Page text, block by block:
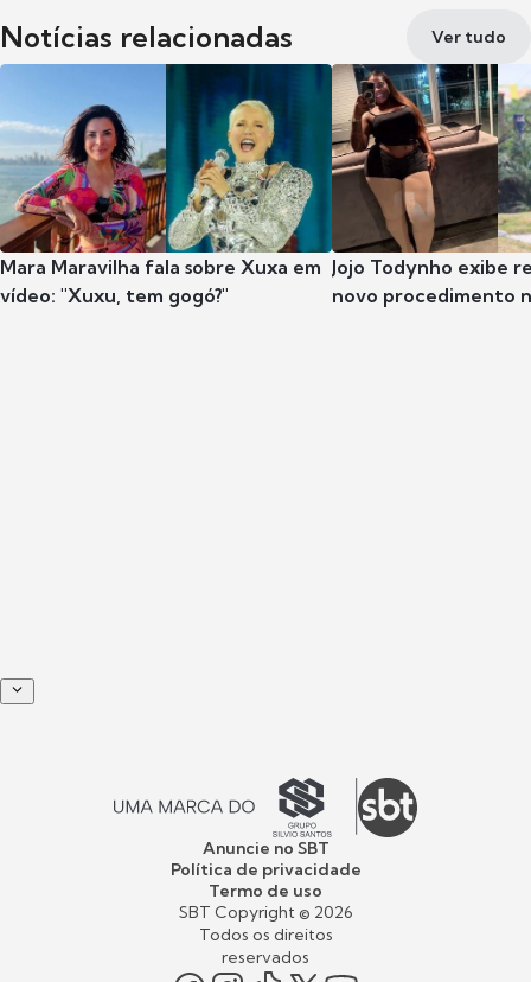
Notícias relacionadas Ver tudo
Mara Maravilha fala sobre Xuxa em
vídeo: "Xuxu, tem gogó?"
Jojo Todynho exibe
novo procedimento
Anuncie no SBT
Política de privacidade
Termo de uso
SBT Copyright © 2026
Todos os direitos
reservados